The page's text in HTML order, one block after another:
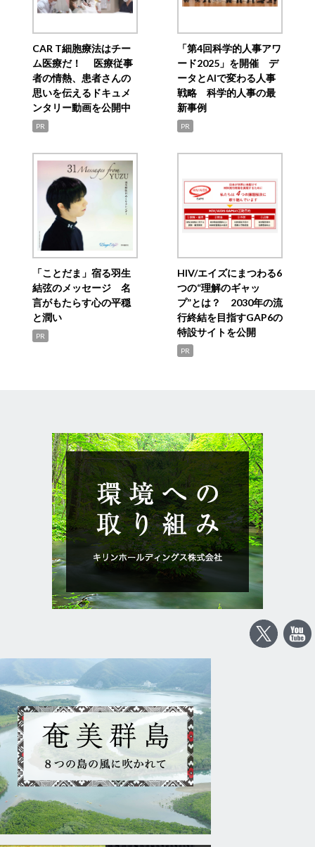
CAR T細胞療法はチー
ム医療だ！ 医療従事
者の情熱、患者さんの
思いを伝えるドキュメ
ンタリー動画を公開中
PR
「第4回科学的人事アワ
ード2025」を開催 デ
ータとAIで変わる人事
戦略 科学的人事の最
新事例
PR
「ことだま」宿る羽生
結弦のメッセージ 名
言がもたらす心の平穏
と潤い
PR
HIV/エイズにまつわる6
つの“理解のギャッ
プ”とは？ 2030年の流
行終結を目指すGAP6の
特設サイトを公開
PR